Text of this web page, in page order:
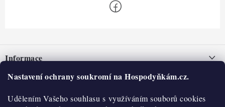
Nastavení ochrany soukromí na Hospodyňkám.cz.
Udělením Vašeho souhlasu s využíváním souborů cookies
pInformace
Nepřevzetí zásilky na dobírku
Obchodní podmínky
O nás
Historie